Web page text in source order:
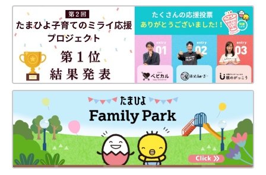
夫の同僚のすすめで出産前にエルゴを購入しました。夫とは体格
は違うものの、なぜかウエストはあまり変わらず(汗)、今のとこ
ろ問題なく共有できています。とにかく夏は暑かった！背中のバ
ックルは夫は自分で止められません。
使用期間
生後０カ月～現在も使用中
主な交通手段
自家用車
居住地域
愛知県
主に使用する人
ママとパパ
大人の身長
ママ160cm